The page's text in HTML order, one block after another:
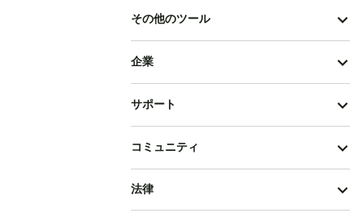
その他のツール
企業
サポート
コミュニティ
法律